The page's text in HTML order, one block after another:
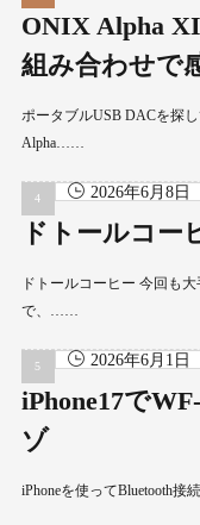
ONIX Alpha
組み合わせで
ポータブルUSB DACを探
Alpha……
2026年6月8日
ドトールコー
ドトールコーヒー 今回も
で、……
2026年6月1日
iPhone17で
ゾ
iPhoneを使ってBluetooth